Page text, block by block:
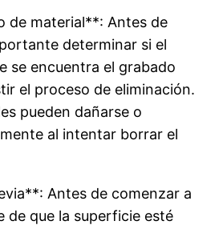
de material**: Antes de
determinar si el
se encuentra el grabado
el proceso de eliminación.
pueden dañarse o
al intentar borrar el
Antes de comenzar a
de que la superficie esté